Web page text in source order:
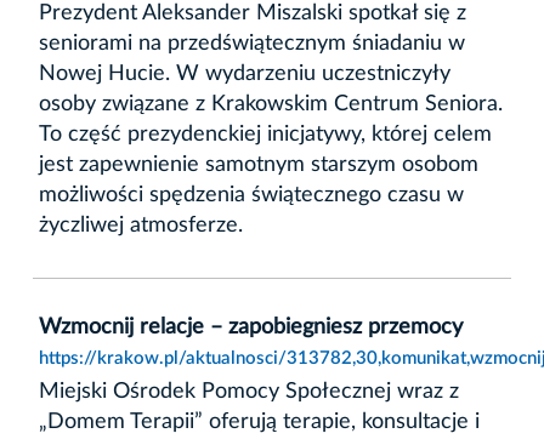
Prezydent Aleksander Miszalski spotkał się z
seniorami na przedświątecznym śniadaniu w
Nowej Hucie. W wydarzeniu uczestniczyły
osoby związane z Krakowskim Centrum Seniora.
To część prezydenckiej inicjatywy, której celem
jest zapewnienie samotnym starszym osobom
możliwości spędzenia świątecznego czasu w
życzliwej atmosferze.
Wzmocnij relacje – zapobiegniesz przemocy
https://krakow.pl/aktualnosci/
Miejski Ośrodek Pomocy Społecznej wraz z
„Domem Terapii” oferują terapie, konsultacje i